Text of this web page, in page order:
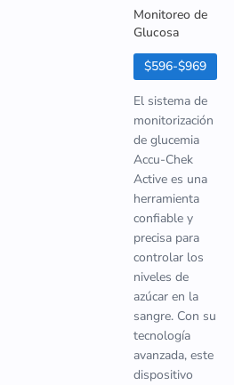
Monitoreo de
Glucosa
$596-$969
El sistema de
monitorización
de glucemia
Accu-Chek
Active es una
herramienta
confiable y
precisa para
controlar los
niveles de
azúcar en la
sangre. Con su
tecnología
avanzada, este
dispositivo